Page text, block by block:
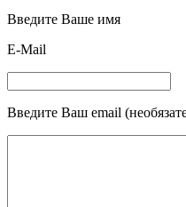
Введите Ваше имя
E-Mail
Введите Ваш email